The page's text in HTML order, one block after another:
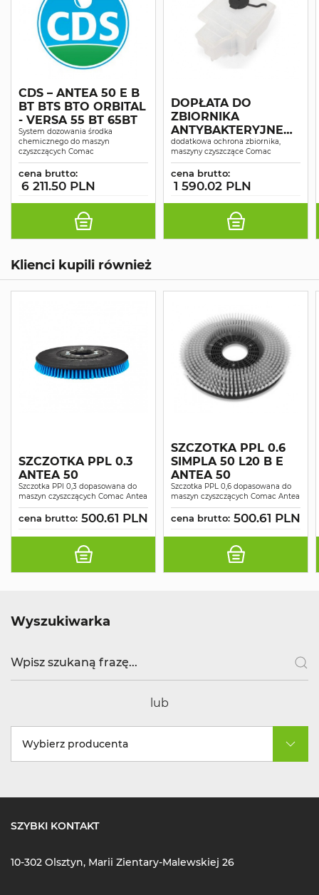
CDS – ANTEA 50 E B
BT BTS BTO ORBITAL
- VERSA 55 BT 65BT
System dozowania środka
chemicznego do maszyn
czyszczących Comac
cena brutto:
6 211.50 PLN
DOPŁATA DO
ZBIORNIKA
ANTYBAKTERYJNEG
O
dodatkowa ochrona zbiornika,
maszyny czyszczące Comac
cena brutto:
1 590.02 PLN
Klienci kupili również
SZCZOTKA PPL 0.3
ANTEA 50
Szczotka PPl 0,3 dopasowana do
maszyn czyszczących Comac Antea
cena brutto: 500.61 PLN
SZCZOTKA PPL 0.6
SIMPLA 50 L20 B E
ANTEA 50
Szczotka PPL 0,6 dopasowana do
maszyn czyszczących Comac Antea
cena brutto: 500.61 PLN
Wyszukiwarka
lub
Wybierz producenta
SZYBKI KONTAKT
10-302 Olsztyn, Marii Zientary-Malewskiej 26